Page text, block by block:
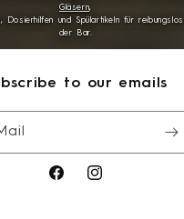
Gläsern,
Dosierhilfen und Spülartikeln für
der Bar.
to our emails
FacebookInstagram